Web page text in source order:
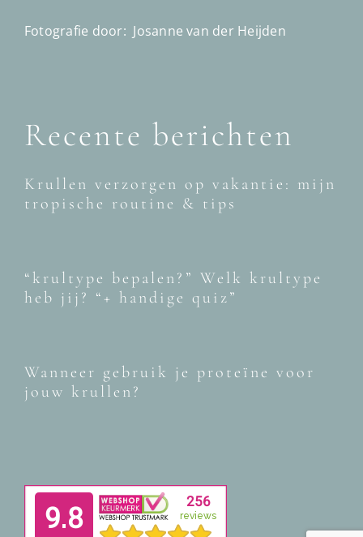
Fotografie door: Josanne van der Heijden
Recente berichten
Krullen verzorgen op vakantie: mijn
tropische routine & tips
“krultype bepalen?” Welk krultype
heb jij? “+ handige quiz”
Wanneer gebruik je proteïne voor
jouw krullen?